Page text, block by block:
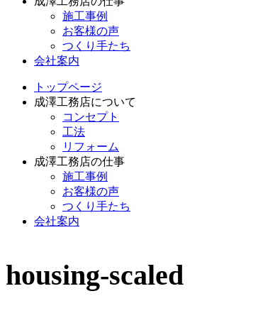
施工事例
お客様の声
つくり手たち
会社案内
トップページ
成澤工務店について
コンセプト
工法
リフォーム
成澤工務店の仕事
施工事例
お客様の声
つくり手たち
会社案内
housing-scaled